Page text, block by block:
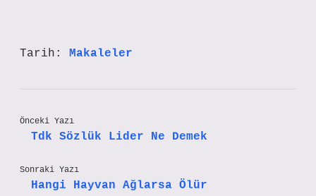
Tarih: Makaleler
Önceki Yazı
Tdk Sözlük Lider Ne Demek
Sonraki Yazı
Hangi Hayvan Ağlarsa Ölür